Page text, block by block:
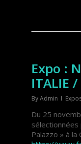
Expo :
ITALIE
ByAdmin
Du 25
Palazzo » à la